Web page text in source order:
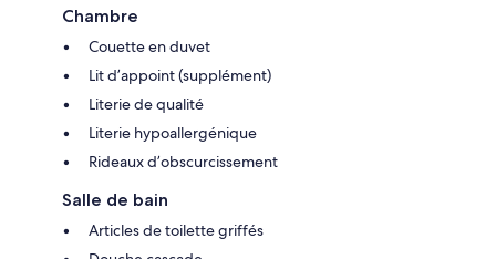
Chambre
Couette en duvet
Lit d’appoint (supplément)
Literie de qualité
Literie hypoallergénique
Rideaux d’obscurcissement
Salle de bain
Articles de toilette griffés